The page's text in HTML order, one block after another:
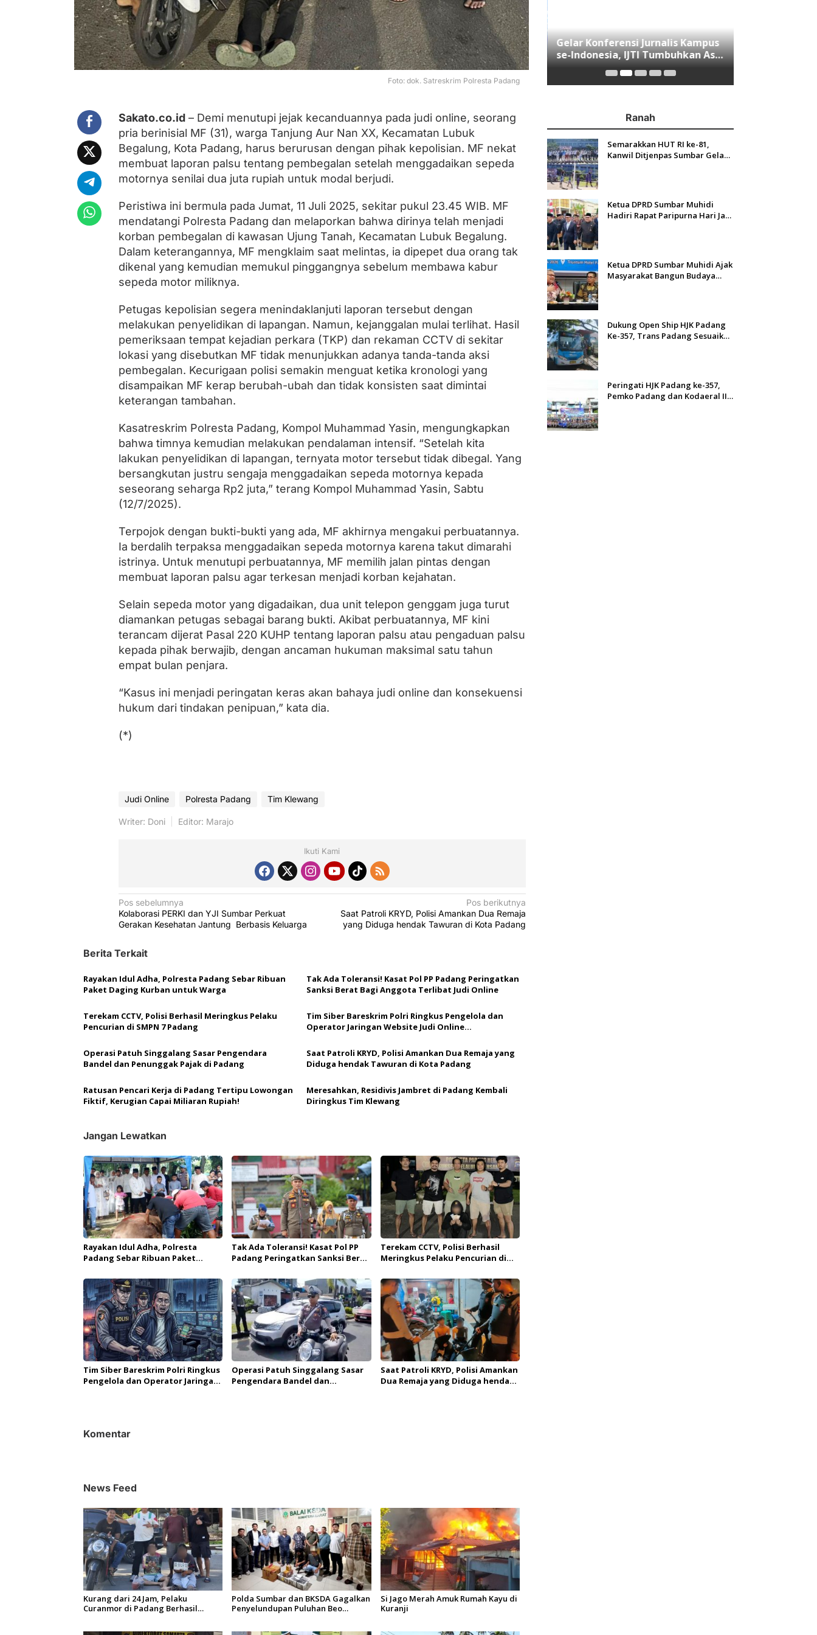
a
t
B
i
k
i
n
r
a
n
e
g
P
a
l
u
Foto: dok. Satreskrim Polresta Padang
Sakato.co.id– Demi menutupi jejak kecanduannya pada judi online, seorang
pria berinisial MF (31), warga Tanjung Aur Nan XX, Kecamatan Lubuk
Begalung, Kota Padang, harus berurusan dengan pihak kepolisian. MF nekat
membuat laporan palsu tentang pembegalan setelah menggadaikan sepeda
motornya senilai dua juta rupiah untuk modal berjudi.
Peristiwa ini bermula pada Jumat, 11 Juli 2025, sekitar pukul 23.45 WIB. MF
mendatangi Polresta Padang dan melaporkan bahwa dirinya telah menjadi
korban pembegalan di kawasan Ujung Tanah, Kecamatan Lubuk Begalung.
Dalam keterangannya, MF mengklaim saat melintas, ia dipepet dua orang tak
dikenal yang kemudian memukul pinggangnya sebelum membawa kabur
sepeda motor miliknya.
Petugas kepolisian segera menindaklanjuti laporan tersebut dengan
melakukan penyelidikan di lapangan. Namun, kejanggalan mulai terlihat. Hasil
pemeriksaan tempat kejadian perkara (TKP) dan rekaman CCTV di sekitar
lokasi yang disebutkan MF tidak menunjukkan adanya tanda-tanda aksi
pembegalan. Kecurigaan polisi semakin menguat ketika kronologi yang
disampaikan MF kerap berubah-ubah dan tidak konsisten saat dimintai
keterangan tambahan.
Kasatreskrim Polresta Padang, Kompol Muhammad Yasin, mengungkapkan
bahwa timnya kemudian melakukan pendalaman intensif. “Setelah kita
lakukan penyelidikan di lapangan, ternyata motor tersebut tidak dibegal. Yang
bersangkutan justru sengaja menggadaikan sepeda motornya kepada
seseorang seharga Rp2 juta,” terang Kompol Muhammad Yasin, Sabtu
(12/7/2025).
Terpojok dengan bukti-bukti yang ada, MF akhirnya mengakui perbuatannya.
Ia berdalih terpaksa menggadaikan sepeda motornya karena takut dimarahi
istrinya. Untuk menutupi perbuatannya, MF memilih jalan pintas dengan
membuat laporan palsu agar terkesan menjadi korban kejahatan.
Selain sepeda motor yang digadaikan, dua unit telepon genggam juga turut
diamankan petugas sebagai barang bukti. Akibat perbuatannya, MF kini
terancam dijerat Pasal 220 KUHP tentang laporan palsu atau pengaduan palsu
kepada pihak berwajib, dengan ancaman hukuman maksimal satu tahun
empat bulan penjara.
“Kasus ini menjadi peringatan keras akan bahaya judi online dan konsekuensi
hukum dari tindakan penipuan,” kata dia.
(*)
Judi Online Polresta Padang Tim Klewang
Writer: Doni Editor: Marajo
Ikuti Kami
N
a
i
g
a
i
o
Pos sebelumnya
Kolaborasi PERKI dan YJI Sumbar Perkuat
Gerakan Kesehatan Jantung Berbasis Keluarga
Pos berikutnya
Saat Patroli KRYD, Polisi Amankan Dua Remaja
yang Diduga hendak Tawuran di Kota Padang
Berita Terkait
Rayakan Idul Adha, Polresta Padang Sebar Ribuan
Paket Daging Kurban untuk Warga
Tak Ada Toleransi! Kasat Pol PP Padang Peringatkan
Sanksi Berat Bagi Anggota Terlibat Judi Online
Terekam CCTV, Polisi Berhasil Meringkus Pelaku
Pencurian di SMPN 7 Padang
Tim Siber Bareskrim Polri Ringkus Pengelola dan
Operator Jaringan Website Judi Online
Operasi Patuh Singgalang Sasar Pengendara
Bandel dan Penunggak Pajak di Padang
Saat Patroli KRYD, Polisi Amankan Dua Remaja yang
Diduga hendak Tawuran di Kota Padang
Ratusan Pencari Kerja di Padang Tertipu Lowongan
Fiktif, Kerugian Capai Miliaran Rupiah!
Meresahkan, Residivis Jambret di Padang Kembali
Diringkus Tim Klewang
Jangan Lewatkan
Rayakan Idul Adha, Polresta
Padang Sebar Ribuan Paket
Tak Ada Toleransi! Kasat Pol PP
Padang Peringatkan Sanksi Berat
Terekam CCTV, Polisi Berhasil
Meringkus Pelaku Pencurian di
Tim Siber Bareskrim Polri Ringkus
Pengelola dan Operator Jaringan
Operasi Patuh Singgalang Sasar
Pengendara Bandel dan
Saat Patroli KRYD, Polisi Amankan
Dua Remaja yang Diduga hendak
Komentar
News Feed
Kurang dari 24 Jam, Pelaku
Curanmor di Padang Berhasil
Polda Sumbar dan BKSDA Gagalkan
Penyelundupan Puluhan Beo
Si Jago Merah Amuk Rumah Kayu di
Kuranji
Lantik Ketua DPW dan DPD, Zulhas
Minta Kader PAN Sumbar Kompak
Gelar Konferensi Jurnalis Kampus
se-Indonesia, IJTI Tumbuhkan Asa
di Kalangan Jurnalis Muda di Era
Disruspi Digital
Ranah
Semarakkan HUT RI ke-81,
Kanwil Ditjenpas Sumbar Gelar
Ketua DPRD Sumbar Muhidi
Hadiri Rapat Paripurna Hari Jadi
Ketua DPRD Sumbar Muhidi Ajak
Masyarakat Bangun Budaya
Dukung Open Ship HJK Padang
Ke-357, Trans Padang Sesuaikan
Peringati HJK Padang ke-357,
Pemko Padang dan Kodaeral II